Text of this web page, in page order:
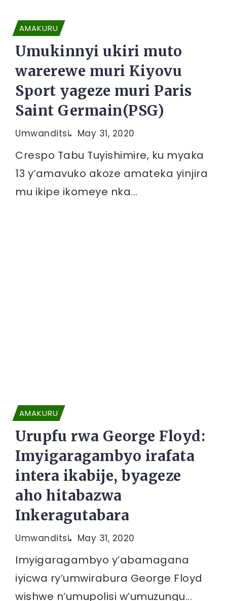
AMAKURU
Umukinnyi ukiri muto
warerewe muri Kiyovu
Sport yageze muri Paris
Saint Germain(PSG)
Umwanditsi May 31, 2020
Crespo Tabu Tuyishimire, ku myaka
13 y’amavuko akoze amateka yinjira
mu ikipe ikomeye nka...
AMAKURU
Urupfu rwa George Floyd:
Imyigaragambyo irafata
intera ikabije, byageze
aho hitabazwa
Inkeragutabara
Umwanditsi May 31, 2020
Imyigaragambyo y’abamagana
iyicwa ry’umwirabura George Floyd
wishwe n’umupolisi w’umuzungu...